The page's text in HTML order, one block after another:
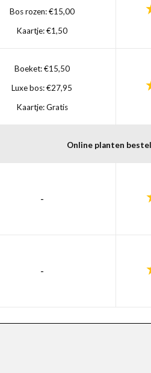
Bos rozen: €15,00
Kaartje: €1,50
Boeket: €15,50
Luxe bos: €27,95
Kaartje: Gratis
Online planten
-
-